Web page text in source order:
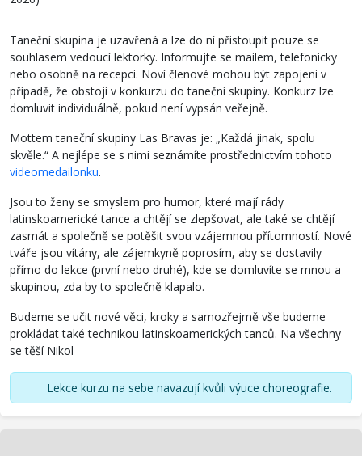
Taneční skupina je uzavřená a lze do ní přistoupit pouze se
souhlasem vedoucí lektorky. Informujte se mailem, telefonicky
nebo osobně na recepci. Noví členové mohou být zapojeni v
případě, že obstojí v konkurzu do taneční skupiny. Konkurz lze
domluvit individuálně, pokud není vypsán veřejně.
Mottem taneční skupiny Las Bravas je: „Každá jinak, spolu
skvěle.“ A nejlépe se s nimi seznámíte prostřednictvím tohoto
videomedailonku.
Jsou to ženy se smyslem pro humor, které mají rády
latinskoamerické tance a chtějí se zlepšovat, ale také se chtějí
zasmát a společně se potěšit svou vzájemnou přítomností. Nové
tváře jsou vítány, ale zájemkyně poprosím, aby se dostavily
přímo do lekce (první nebo druhé), kde se domluvíte se mnou a
skupinou, zda by to společně klapalo.
Budeme se učit nové věci, kroky a samozřejmě vše budeme
prokládat také technikou latinskoamerických tanců. Na všechny
se těší Nikol
Lekce kurzu na sebe navazují kvůli výuce choreografie.